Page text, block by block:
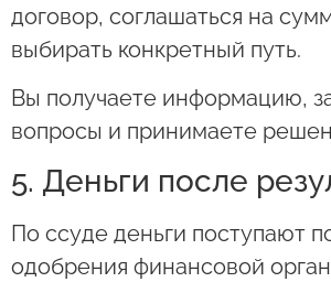
договор, соглашаться на
выбирать конкретный путь.
Вы получаете информацию,
вопросы и принимаете
5. Деньги после
По ссуде деньги поступают
одобрения финансовой